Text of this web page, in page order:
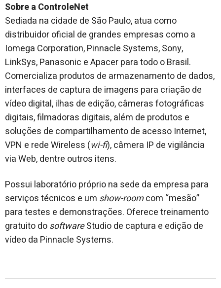
Sobre a ControleNet
Sediada na cidade de São Paulo, atua como
distribuidor oficial de grandes empresas como a
Iomega Corporation, Pinnacle Systems, Sony,
LinkSys, Panasonic e Apacer para todo o Brasil.
Comercializa produtos de armazenamento de dados,
interfaces de captura de imagens para criação de
vídeo digital, ilhas de edição, câmeras fotográficas
digitais, filmadoras digitais, além de produtos e
soluções de compartilhamento de acesso Internet,
VPN e rede Wireless (wi-fi), câmera IP de vigilância
via Web, dentre outros itens.
Possui laboratório próprio na sede da empresa para
serviços técnicos e um show-roomcom “mesão”
para testes e demonstrações. Oferece treinamento
gratuito dosoftwareStudio de captura e edição de
vídeo da Pinnacle Systems.